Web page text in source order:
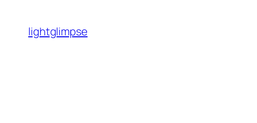
Inhalt
springen
lightglimpse